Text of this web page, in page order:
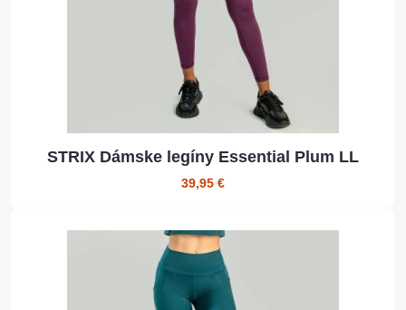
STRIX Dámske legíny Essential Plum LL
39,95 €